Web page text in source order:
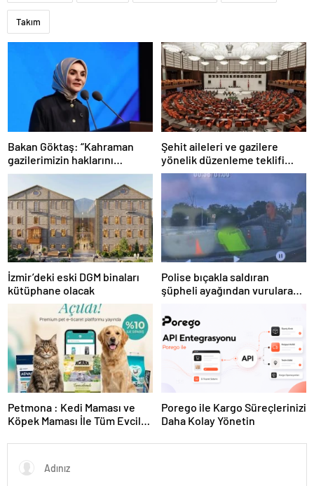
Takım
Bakan Göktaş: “Kahraman
gazilerimizin haklarını
güçlendiren yeni bir dönemin
kapılarını aralıyoruz”
Şehit aileleri ve gazilere
yönelik düzenleme teklifi
Meclis’te kabul edildi
İzmir’deki eski DGM binaları
kütüphane olacak
Polise bıçakla saldıran
şüpheli ayağından vurularak
Petmona : Kedi Maması ve
Köpek Maması İle Tüm Evcil
Porego ile Kargo Süreçlerinizi
Daha Kolay Yönetin